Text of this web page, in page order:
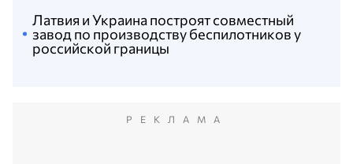
Латвия и Украина построят совместный
завод по производству беспилотников у
российской границы
РЕКЛАМА